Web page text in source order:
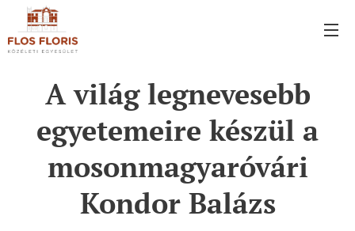
A világ legnevesebb
egyetemeire készül a
mosonmagyaróvári
Kondor Balázs